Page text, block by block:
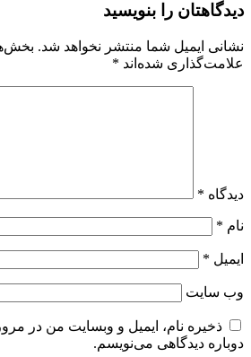
دیدگاهتان را بنویسید
نشانی ایمیل شما منتشر نخواهد شد.
علامت‌گذاری شده‌اند *
دیدگاه *
نام *
ایمیل *
وب‌ سایت
ذخیره نام، ایمیل و وبسایت من در
دوباره دیدگاهی می‌نویسم.